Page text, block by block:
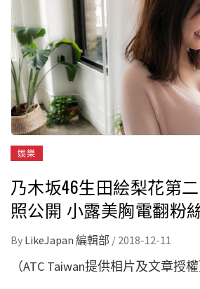
娛樂
乃木坂46生田絵梨花第
照公開 小露美胸電翻粉
By LikeJapan 編輯部 / 2018-12-11
（ATC Taiwan提供相片及文章授權